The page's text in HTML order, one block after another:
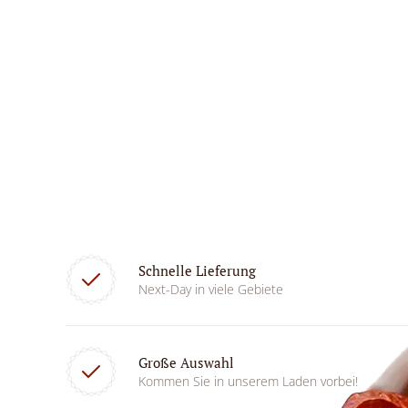
Schnelle Lieferung
Next-Day in viele Gebiete
Große Auswahl
Kommen Sie in unserem Laden vorbei!